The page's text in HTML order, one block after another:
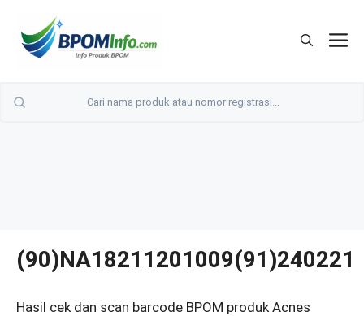
(90)NA18211201009(91)240221
Hasil cek dan scan barcode BPOM produk Acnes